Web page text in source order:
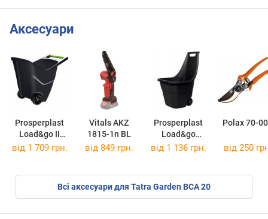
Аксесуари
Prosperplast
Load&go II
IWO85
Vitals AKZ
1815-1n BL
Prosperplast
Load&go
IWO55S
Polax 70-
від 1 709 грн. від 849 грн. від 1 136 грн. від 250
Всі аксесуари для Tatra Garden BCA 20